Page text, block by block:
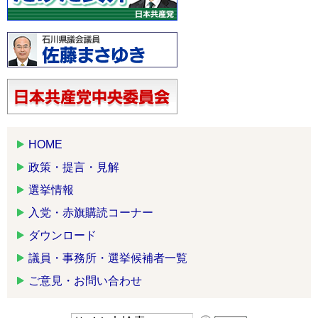
HOME
政策・提言・見解
選挙情報
入党・赤旗購読コーナー
ダウンロード
議員・事務所・選挙候補者一覧
ご意見・お問い合わせ